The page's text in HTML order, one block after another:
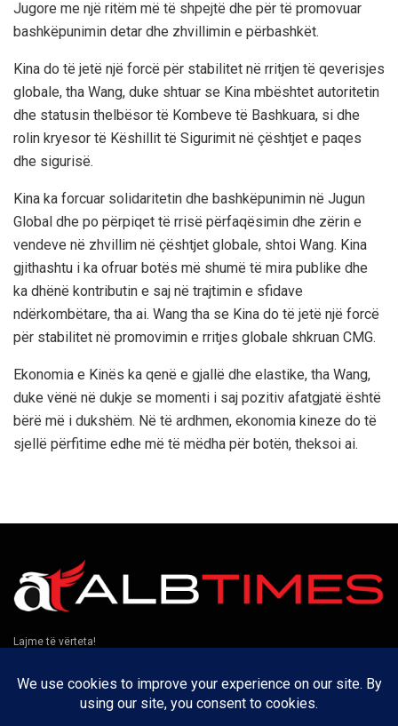
Jugore me një ritëm më të shpejtë dhe për të promovuar
bashkëpunimin detar dhe zhvillimin e përbashkët.
Kina do të jetë një forcë për stabilitet në rritjen të qeverisjes
globale, tha Wang, duke shtuar se Kina mbështet autoritetin
dhe statusin thelbësor të Kombeve të Bashkuara, si dhe
rolin kryesor të Këshillit të Sigurimit në çështjet e paqes
dhe sigurisë.
Kina ka forcuar solidaritetin dhe bashkëpunimin në Jugun
Global dhe po përpiqet të rrisë përfaqësimin dhe zërin e
vendeve në zhvillim në çështjet globale, shtoi Wang. Kina
gjithashtu i ka ofruar botës më shumë të mira publike dhe
ka dhënë kontributin e saj në trajtimin e sfidave
ndërkombëtare, tha ai. Wang tha se Kina do të jetë një forcë
për stabilitet në promovimin e rritjes globale shkruan CMG.
Ekonomia e Kinës ka qenë e gjallë dhe elastike, tha Wang,
duke vënë në dukje se momenti i saj pozitiv afatgjatë është
bërë më i dukshëm. Në të ardhmen, ekonomia kineze do të
sjellë përfitime edhe më të mëdha për botën, theksoi ai.
Lajme të vërteta!
Të tjera
Kontakt Puno me ne Privatësia